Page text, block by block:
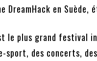
DreamHack en Suède,
le plus grand festival
sport, des concerts,